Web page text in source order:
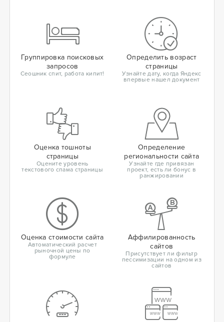
Группировка поисковых
запросов
Сеошник спит, работа кипит!
Определить возраст
страницы
Узнайте дату, когда Яндекс
впервые нашел документ
Оценка тошноты
страницы
Оцените уровень
текстового спама страницы
Определение
региональности сайта
Узнайте где привязан
проект, есть ли бонус в
ранжировании
Оценка стоимости сайта
Автоматический расчет
рыночной цены по
формуле
Аффилированность
сайтов
Присутствует ли фильтр
пессимизации на одном из
сайтов